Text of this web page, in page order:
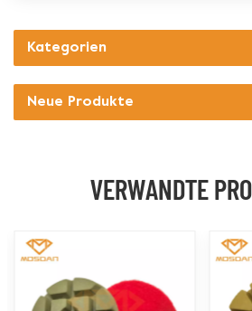
Kategorien
Neue Produkte
VERWANDTE